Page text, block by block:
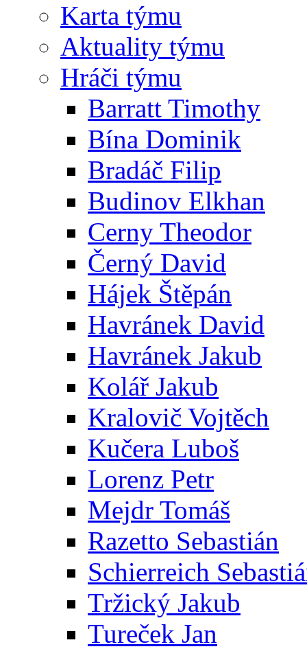
Karta týmu
Aktuality týmu
Hráči týmu
Barratt Timothy
Bína Dominik
Bradáč Filip
Budinov Elkhan
Cerny Theodor
Černý David
Hájek Štěpán
Havránek David
Havránek Jakub
Kolář Jakub
Kralovič Vojtěch
Kučera Luboš
Lorenz Petr
Mejdr Tomáš
Razetto Sebastián
Schierreich
Tržický Jakub
Tureček Jan